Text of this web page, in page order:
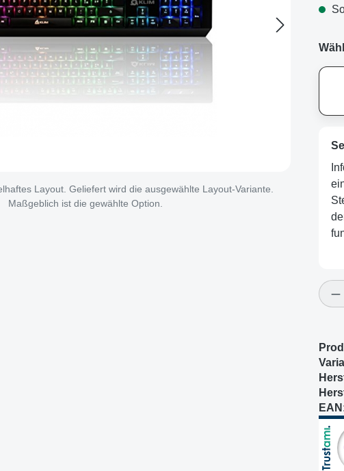
Layout. Geliefert wird die ausgewählte Layout-Variante.
Maßgeblich ist die gewählte Option.